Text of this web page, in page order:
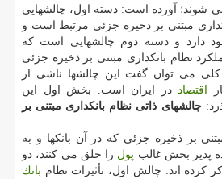
شوند؛ آورده است: دسته اول، چالش­هایی
مبتنی بر ذخیره جزئی مرتبط است و
دارد و دسته دوم چالش­هایی است كه
نظام بانك­داری مبتنی بر ذخیره جزئی
می توان گفت این چالش­ها ناشی از
اقتصاد در ایران است. بخش اول این
چالش­های ذاتی نظام بانك­داری مبتنی بر
بر ذخیره جزئی كه در آن بانك­ها و به
پذیر بخش غالب پول را خلق می­ كنند، دو
اند: چالش اول، تأثیرات نظام بانك